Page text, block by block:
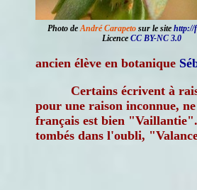
Photo deAndré Carapetosur le site http://
Licence CC BY-NC 3.0
ancien élève en botanique
Certains écrivent à
pour une raison inconnue,
français est bien
tombés dans l'oubli,